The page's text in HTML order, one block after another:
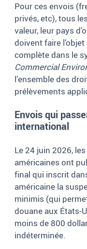
Pour ces envois
privés, etc), tous
valeur, leur pays
doivent faire
complète dans le
Commercial
l’ensemble des
prélèvements
Envois qui
international
Le 24 juin 2026,
américaines ont
final qui inscrit
américaine la
minimis (qui
douane aux États-
moins de 800
indéterminée.